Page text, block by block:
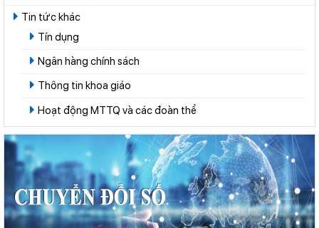
Tin tức khác
Tín dụng
Ngân hàng chính sách
Thông tin khoa giáo
Hoạt động MTTQ và các đoàn thể